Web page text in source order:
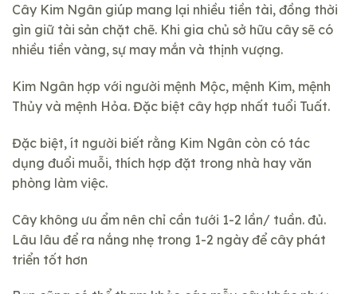
Cây Kim Ngân giúp mang lại nhiều tiền tài, đồng thời
gìn giữ tài sản chặt chẽ. Khi gia chủ sở hữu cây sẽ có
nhiều tiền vàng, sự may mắn và thịnh vượng.
Kim Ngân hợp với người mệnh Mộc, mệnh Kim, mệnh
Thủy và mệnh Hỏa. Đặc biệt cây hợp nhất tuổi Tuất.
Đặc biệt, ít người biết rằng Kim Ngân còn có tác
dụng đuổi muỗi, thích hợp đặt trong nhà hay văn
phòng làm việc.
Cây không ưu ẩm nên chỉ cần tưới 1-2 lần/ tuần. đủ.
Lâu lâu để ra nắng nhẹ trong 1-2 ngày để cây phát
triển tốt hơn